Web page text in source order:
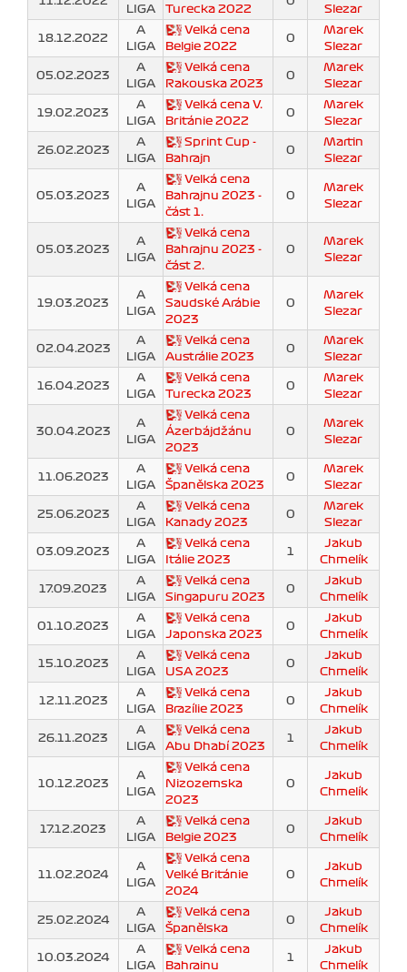
LIGA Turecka 2022 Slezar
18.12.2022
A
LIGA
Velká cena
Belgie 2022
0
Marek
Slezar
05.02.2023
A
LIGA
Velká cena
Rakouska 2023
0
Marek
Slezar
19.02.2023
A
LIGA
Velká cena V.
Británie 2022
0
Marek
Slezar
26.02.2023
A
LIGA
Sprint Cup -
Bahrajn
0
Martin
Slezar
05.03.2023
A
LIGA
Velká cena
Bahrajnu 2023 -
část 1.
0
Marek
Slezar
05.03.2023
A
LIGA
Velká cena
Bahrajnu 2023 -
část 2.
0
Marek
Slezar
19.03.2023
A
LIGA
Velká cena
Saudské Arábie
2023
0
Marek
Slezar
02.04.2023
A
LIGA
Velká cena
Austrálie 2023
0
Marek
Slezar
16.04.2023
A
LIGA
Velká cena
Turecka 2023
0
Marek
Slezar
30.04.2023
A
LIGA
Velká cena
Ázerbájdžánu
2023
0
Marek
Slezar
11.06.2023
A
LIGA
Velká cena
Španělska 2023
0
Marek
Slezar
25.06.2023
A
LIGA
Velká cena
Kanady 2023
0
Marek
Slezar
03.09.2023
A
LIGA
Velká cena
Itálie 2023
1
Jakub
Chmelík
17.09.2023
A
LIGA
Velká cena
Singapuru 2023
0
Jakub
Chmelík
01.10.2023
A
LIGA
Velká cena
Japonska 2023
0
Jakub
Chmelík
15.10.2023
A
LIGA
Velká cena
USA 2023
0
Jakub
Chmelík
12.11.2023
A
LIGA
Velká cena
Brazílie 2023
0
Jakub
Chmelík
26.11.2023
A
LIGA
Velká cena
Abu Dhabí 2023
1
Jakub
Chmelík
10.12.2023
A
LIGA
Velká cena
Nizozemska
2023
0
Jakub
Chmelík
17.12.2023
A
LIGA
Velká cena
Belgie 2023
0
Jakub
Chmelík
11.02.2024
A
LIGA
Velká cena
Velké Británie
2024
0
Jakub
Chmelík
25.02.2024
A
LIGA
Velká cena
Španělska
0
Jakub
Chmelík
10.03.2024
A
LIGA
Velká cena
Bahrainu
1
Jakub
Chmelík